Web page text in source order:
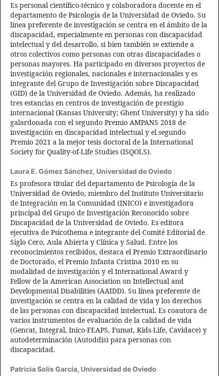
Es personal científico-técnico y colaboradora docente en el
departamento de Psicología de la Universidad de Oviedo. Su
línea preferente de investigación se centra en el ámbito de la
discapacidad, especialmente en personas con discapacidad
intelectual y del desarrollo, si bien también se extiende a
otros colectivos como personas con otras discapacidades o
personas mayores. Ha participado en diversos proyectos de
investigación regionales, nacionales e internacionales y es
integrante del Grupo de Investigación sobre Discapacidad
(GID) de la Universidad de Oviedo. Además, ha realizado
tres estancias en centros de investigación de prestigio
internacional (Kansas University; Ghent University) y ha sido
galardonada con el segundo Premio AMPANS 2018 de
investigación en discapacidad intelectual y el segundo
Premio 2021 a la mejor tesis doctoral de la International
Society for Quality-of-Life Studies (ISQOLS).
Laura E. Gómez Sánchez, Universidad de Oviedo
Es profesora titular del departamento de Psicología de la
Universidad de Oviedo, miembro del Instituto Universitario
de Integración en la Comunidad (INICO) e investigadora
principal del Grupo de Investigación Reconocido sobre
Discapacidad de la Universidad de Oviedo. Es editora
ejecutiva de Psicothema e integrante del Comité Editorial de
Siglo Cero, Aula Abierta y Clínica y Salud. Entre los
reconocimientos recibidos, destaca el Premio Extraordinario
de Doctorado, el Premio Infanta Cristina 2010 en su
modalidad de investigación y el International Award y
Fellow de la American Association on Intellectual and
Developmental Disabilities (AAIDD). Su línea preferente de
investigación se centra en la calidad de vida y los derechos
de las personas con discapacidad intelectual. Es coautora de
varios instrumentos de evaluación de la calidad de vida
(Gencat, Integral, Inico-FEAPS, Fumat, Kids-Life, Cavidace) y
autodeterminación (Autoddis) para personas con
discapacidad.
Patricia Solís García, Universidad de Oviedo